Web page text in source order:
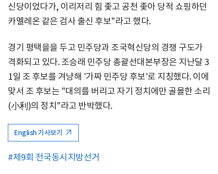
신당이었다가, 이리저리 힘 좇고 공천 좇아 당적 쇼핑하던
카멜레온 같은 검사 출신 후보"라고 했다.
경기 평택을을 두고 민주당과 조국혁신당의 경쟁 구도가
격화되고 있다. 조승래 민주당 총괄선대본부장은 지난달 3
1일 조 후보를 겨냥해 '가짜 민주당 후보'로 지칭했다. 이에
맞서 조 후보는 "대의를 버리고 자기 정치에만 골몰한 소리
(小利)의 정치"라고 반박했다.
English 기사보기
#제9회 전국동시지방선거